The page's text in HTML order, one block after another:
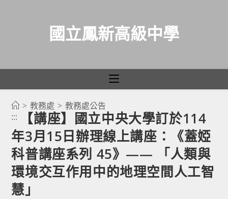
國立鳳新高級中學
> 教務處 > 教務處公告
:::
【講座】國立中央大學訂於114
年3月15日辦理線上講座：《蓋婭
科普講座系列 45》—— 「人類與
環境交互作用中的地理空間人工智
慧」